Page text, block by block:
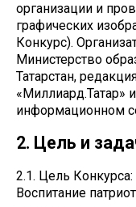
организации и
графических
Конкурс).
Министерство
Татарстан,
«Миллиард.Татар»
информационном
2. Цель и
2.1. Цель Конкурса:
Воспитание